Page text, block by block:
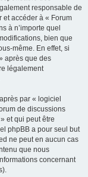
responsable de
et accéder à « Forum
à n’importe quel
bien que
même. En effet, si
après que des
légalement
par « logiciel
de discussions
» et qui peut être
phpBB a pour seul but
ne peut en aucun cas
que nous
concernant